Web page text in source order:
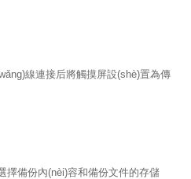
線連接后將觸摸屏設(shè)置為傳
擇備份內(nèi)容和備份文件的存儲